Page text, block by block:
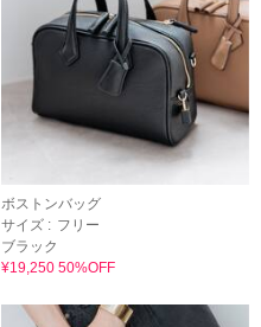
ボストンバッグ
サイズ : フリー
ブラック
¥19,250 50%OFF